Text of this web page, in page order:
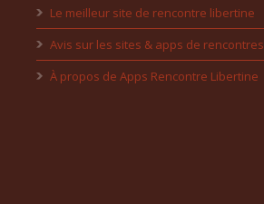
Le meilleur site de rencontre libertine
Avis sur les sites & apps de rencontres
À propos de Apps Rencontre Libertine